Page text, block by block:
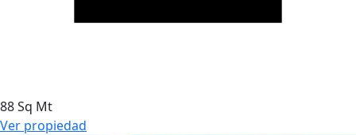
88 Sq Mt
Ver propiedad